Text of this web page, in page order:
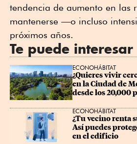
tendencia de aumento en las
mantenerse —o incluso
próximos años.
Te puede interesar
ECONOHÁBITAT
¿Quieres vivir
en la Ciudad de
desde los 20,000
ECONOHÁBITAT
¿Tu vecino renta
Así puedes
en el edificio